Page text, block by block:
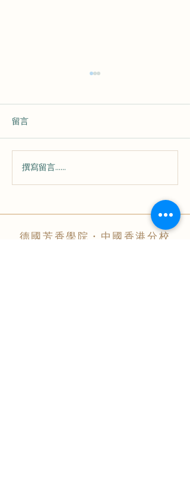
⛰ 🍃🌿 Frohnatur 《快樂
留言
撰寫留言......
德國芳香學院・中國香港分校